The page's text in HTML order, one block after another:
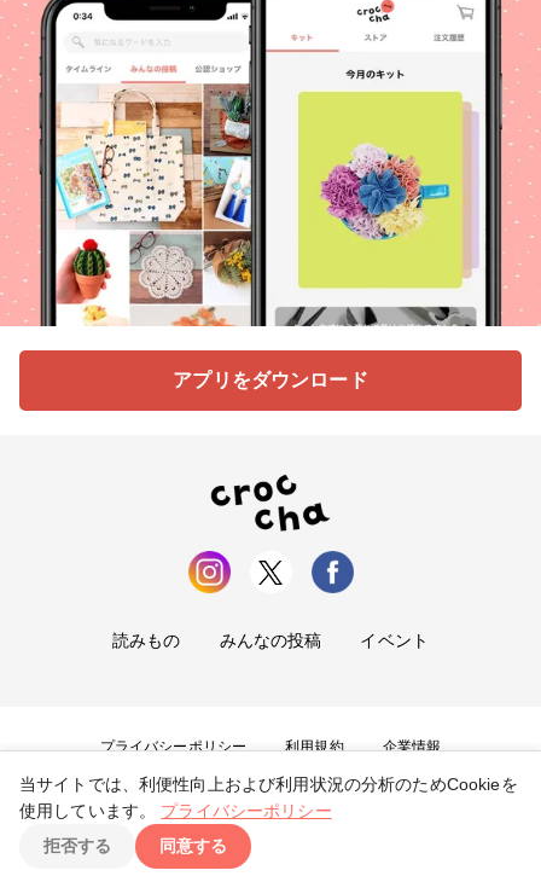
アプリをダウンロード
読みもの みんなの投稿 イベント
プライバシーポリシー 利用規約 企業情報
お問い合わせ
Copyright ©2026tryangle Co., Ltd. All Rights Reserved.
当サイトでは、利便性向上および利用状況の分析のためCookieを
使用しています。
プライバシーポリシー
拒否する
同意する